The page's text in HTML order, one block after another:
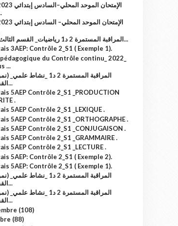
المراقبة المستمرة 2 د1 رياضيات_ القسم الثالث _(نمو...
3AEP: Contrôle 2_S1 ( Exemple 1).
du Contrôle continu_ 2022_
...
القسم...
5AEP Contrôle 2_S1 _PRODUCTION
.
5AEP Contrôle 2_S1 _LEXIQUE .
5AEP Contrôle 2_S1 _ORTHOGRAPHE .
5AEP Contrôle 2_S1 _CONJUGAISON .
5AEP Contrôle 2_S1 _GRAMMAIRE .
5AEP Contrôle 2_S1 _LECTURE .
5AEP: Contrôle 2_S1 ( Exemple 2).
5AEP: Contrôle 2_S1 ( Exemple 1).
القسم...
القسم...
(108)
(88)